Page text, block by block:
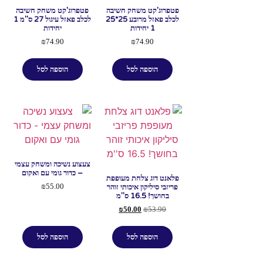
פטפרוג'קט משחק חשיבה
לכלב פאזל מרובע 25*25
1 יחידות
₪74.90
הוספה לסל
פטפרוג'קט משחק חשיבה
לכלב פאזל עיגול 27 ס''מ 1
יחידות
₪74.90
הוספה לסל
פלאנט דוג צלחת מעופפת
פריזבי סיליקון איכותי זוהר
בחושך! 16.5 ס''מ
₪53.90
₪50.00
הוספה לסל
צעצוע נשיכה ומשחק עצמי
– כדור גומי עם ואקום
₪55.00
הוספה לסל